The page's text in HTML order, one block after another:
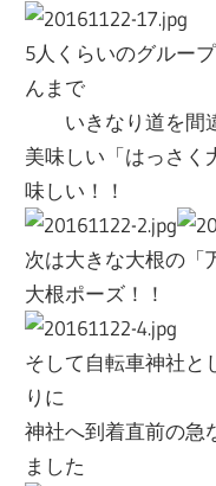
5人くらいのグルー
んまで
いきなり道を間
美味しい「はっさく
味しい！！
次は大きな大根の「
大根ポーズ！！
そして自転車神社と
りに
神社へ到着直前の急
ました